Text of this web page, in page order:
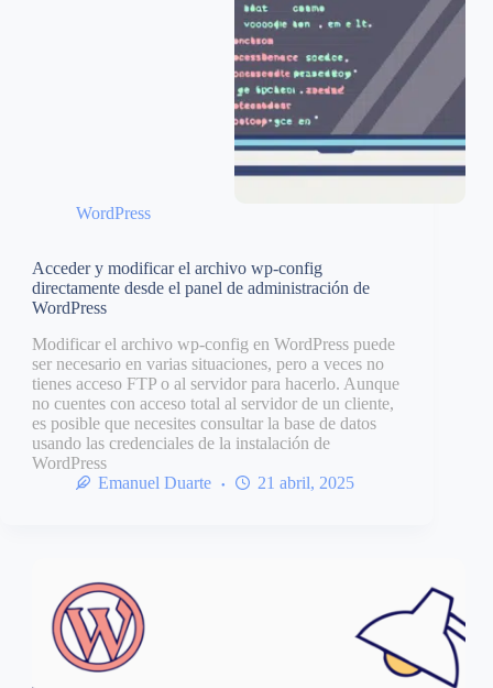
WordPress
Acceder y modificar el archivo wp-config
directamente desde el panel de administración de
WordPress
Modificar el archivo wp-config en WordPress puede
ser necesario en varias situaciones, pero a veces no
tienes acceso FTP o al servidor para hacerlo. Aunque
no cuentes con acceso total al servidor de un cliente,
es posible que necesites consultar la base de datos
usando las credenciales de la instalación de
WordPress
Emanuel Duarte
21 abril, 2025